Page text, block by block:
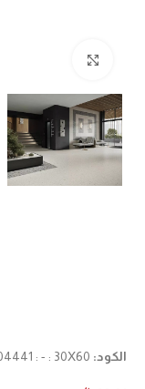
الكود: : - : 30X60 : - :